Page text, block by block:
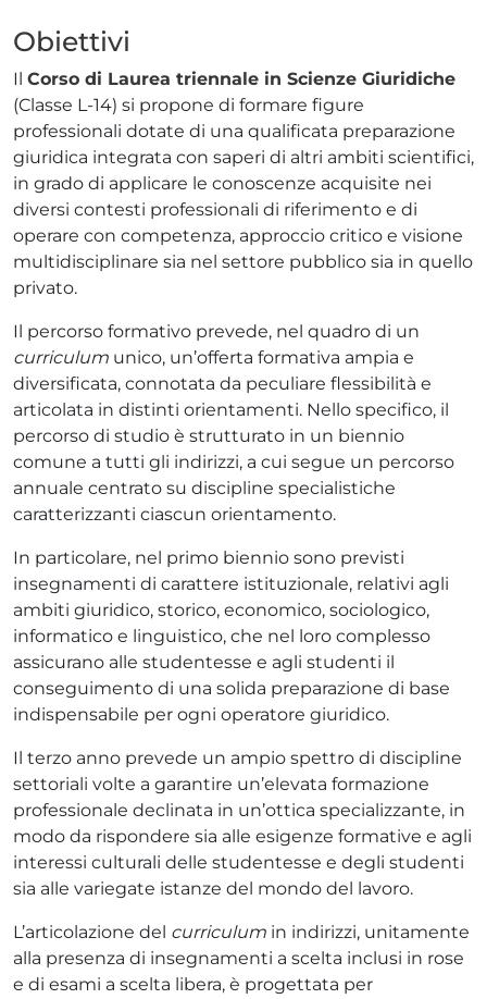
Obiettivi
Il Corso di Laurea triennale in Scienze Giuridiche
(Classe L-14) si propone di formare figure
professionali dotate di una qualificata preparazione
giuridica integrata con saperi di altri ambiti scientifici,
in grado di applicare le conoscenze acquisite nei
diversi contesti professionali di riferimento e di
operare con competenza, approccio critico e visione
multidisciplinare sia nel settore pubblico sia in quello
privato.
Il percorso formativo prevede, nel quadro di un
curriculum unico, un’offerta formativa ampia e
diversificata, connotata da peculiare flessibilità e
articolata in distinti orientamenti. Nello specifico, il
percorso di studio è strutturato in un biennio
comune a tutti gli indirizzi, a cui segue un percorso
annuale centrato su discipline specialistiche
caratterizzanti ciascun orientamento.
In particolare, nel primo biennio sono previsti
insegnamenti di carattere istituzionale, relativi agli
ambiti giuridico, storico, economico, sociologico,
informatico e linguistico, che nel loro complesso
assicurano alle studentesse e agli studenti il
conseguimento di una solida preparazione di base
indispensabile per ogni operatore giuridico.
Il terzo anno prevede un ampio spettro di discipline
settoriali volte a garantire un’elevata formazione
professionale declinata in un’ottica specializzante, in
modo da rispondere sia alle esigenze formative e agli
interessi culturali delle studentesse e degli studenti
sia alle variegate istanze del mondo del lavoro.
L’articolazione del curriculum in indirizzi, unitamente
alla presenza di insegnamenti a scelta inclusi in rose
e di esami a scelta libera, è progettata per